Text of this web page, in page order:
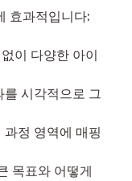
효과적입니다:
이 다양한 아이
를 시각적으로 그
과정 영역에 매핑
목표와 어떻게